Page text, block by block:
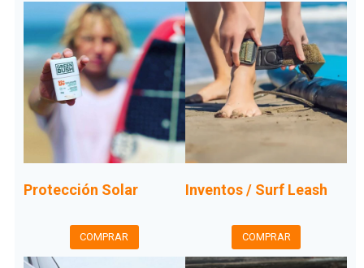
Protección Solar
COMPRAR
Inventos / Surf Leash
COMPRAR